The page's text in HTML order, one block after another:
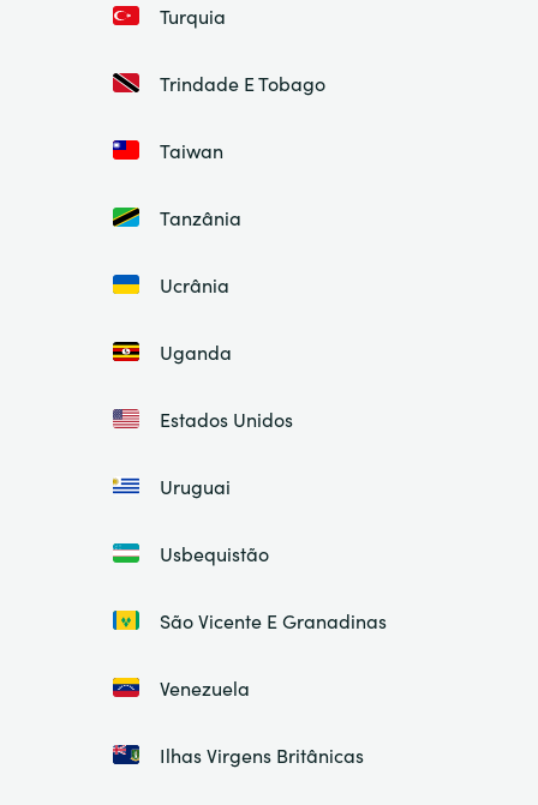
Turquia
Trindade E Tobago
Taiwan
Tanzânia
Ucrânia
Uganda
Estados Unidos
Uruguai
Usbequistão
São Vicente E Granadinas
Venezuela
Ilhas Virgens Britânicas